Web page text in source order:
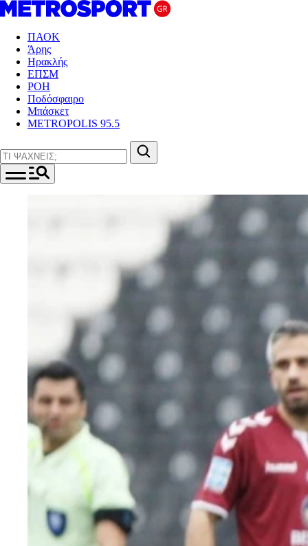
ΠΑΟΚ
Άρης
Ηρακλής
ΕΠΣΜ
ΡΟΗ
Ποδόσφαιρο
Μπάσκετ
METROPOLIS 95.5